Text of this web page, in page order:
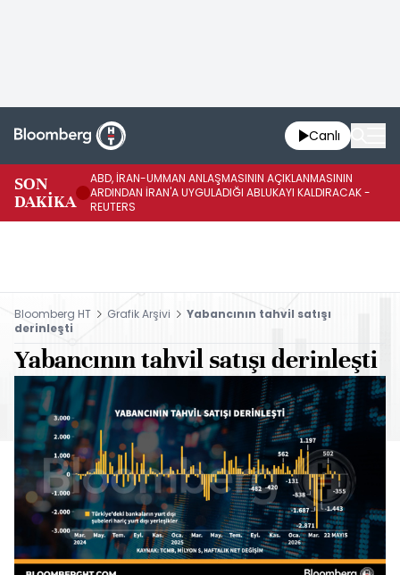
Canlı
SON
DAKİKA
ABD, İRAN-UMMAN ANLAŞMASININ AÇIKLANMASININ
ARDINDAN İRAN'A UYGULADIĞI ABLUKAYI KALDIRACAK -
REUTERS
Bloomberg HT Grafik Arşivi
Yabancının tahvil satışı
derinleşti
Yabancının tahvil satışı derinleşti